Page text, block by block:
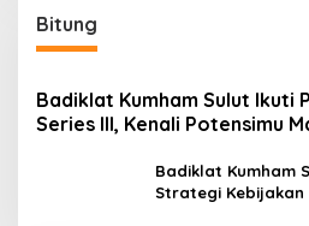
Bitung
Badiklat Kumham Sulut Ikuti
Series III, Kenali Potensimu
Badiklat Kumham
Strategi Kebijakan